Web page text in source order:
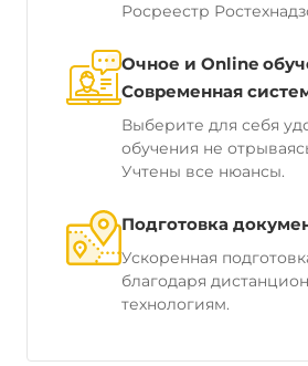
Росреестр
Очное и Online
Современная
Выберите для себя
обучения не
Учтены все нюансы.
Подготовка
Ускоренная
благодаря
технологиям.